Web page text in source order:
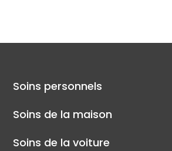
Soins personnels
Soins de la maison
Soins de la voiture